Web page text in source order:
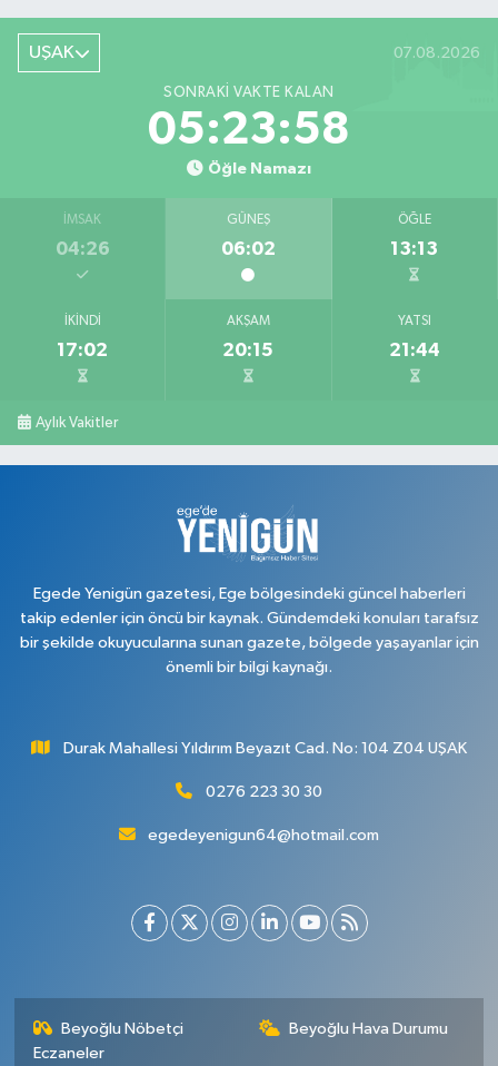
Camikebir Mahallesi, Hürriyet Caddesi No:51 A Ulubey Uşak
0 (276) 716 14 02
Barış Eczanesi
Konak Mahallesi, İnönü Caddesi, No:2 Karahallı Uşak
Yol Tarifi Al
Atatürk Mahallesi, 2. Saçma Sokak No:5 Merkez Uşak
Ege Hayat Eczanesi
Mehmet Akif Ersoy Mahallesi, Şehit İsmail Çetin Sokak No:45 Merkez
UŞAK 07.08.2026
SONRAKI VAKTE KALAN
05:23:57
Öğle Namazı
İMSAK
04:26
GÜNEŞ
06:02
ÖĞLE
13:13
İKINDI
17:02
AKŞAM
20:15
YATSI
21:44
Aylık Vakitler
Egede Yenigün gazetesi, Ege bölgesindeki güncel haberleri
takip edenler için öncü bir kaynak. Gündemdeki konuları tarafsız
bir şekilde okuyucularına sunan gazete, bölgede yaşayanlar için
önemli bir bilgi kaynağı.
Durak Mahallesi Yıldırım Beyazıt Cad. No: 104 Z04 UŞAK
0276 223 30 30
egedeyenigun64@hotmail.com
Beyoğlu Nöbetçi
Eczaneler
Beyoğlu Hava Durumu